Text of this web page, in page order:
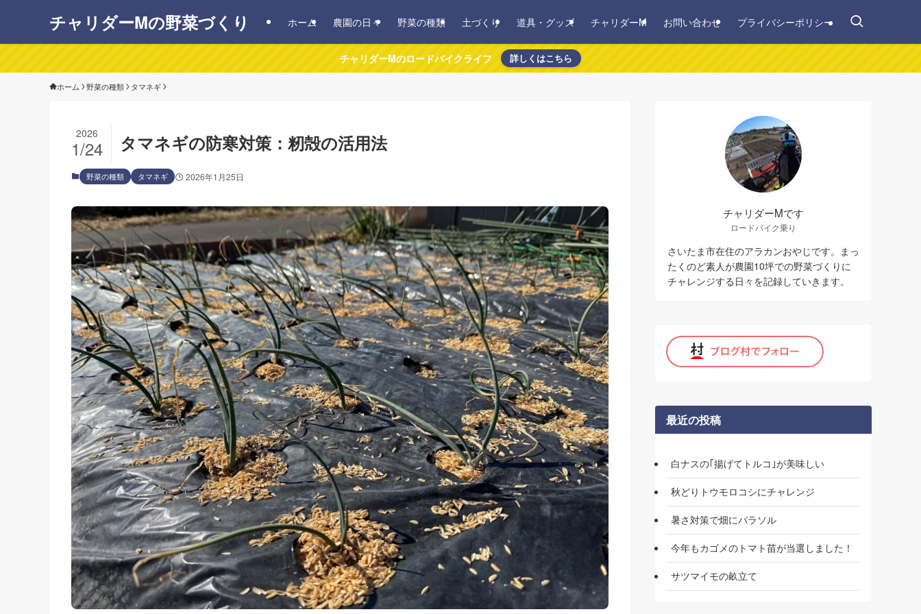
チャリダーMの野菜づくり ホーム 農園の日々 野菜の種類 土づくり 道具・グッズ チャリダーM お問い合わせ プライバシーポリシー
チャリダーMのロードバイクライフ 詳しくはこちら
ホーム 野菜の種類 タマネギ
タマネギの防寒対策：籾殻の活用法
2026
1/24
野菜の種類 タマネギ 2026年1月25日
チャリダーMです
ロードバイク乗り
さいたま市在住のアラカンおやじです。まっ
たくのど素人が農園10坪での野菜づくりに
チャレンジする日々を記録していきます。
最近の投稿
白ナスの｢揚げてトルコ｣が美味しい
秋どりトウモロコシにチャレンジ
暑さ対策で畑にパラソル
今年もカゴメのトマト苗が当選しました！
サツマイモの畝立て